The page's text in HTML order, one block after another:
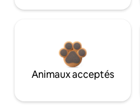
Animaux acceptés